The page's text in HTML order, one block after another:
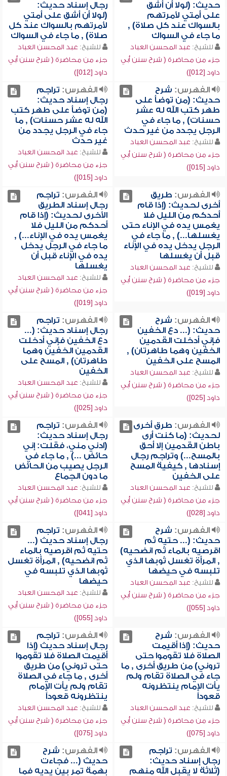
حديث: (لولا أن أشق
على أمتي لأمرتهم
بالسواك عند كل صلاة) ,
ما جاء في السواك
للشيخ: عبد المحسن العباد
جزء من محاضرة ( شرح سنن أبي
داود [012])
رجال إسناد حديث:
(لولا أن أشق على أمتي
لأمرتهم بالسواك عند كل
صلاة) , ما جاء في السواك
للشيخ: عبد المحسن العباد
جزء من محاضرة ( شرح سنن أبي
داود [012])
الفهرس: شرح
حديث: (من توضأ على
طهر كتب الله له عشر
حسنات) , ما جاء في
الرجل يجدد من غير حدث
للشيخ: عبد المحسن العباد
جزء من محاضرة ( شرح سنن أبي
داود [015])
الفهرس: تراجم
رجال إسناد حديث:
(من توضأ على طهر كتب
الله له عشر حسنات) , ما
جاء في الرجل يجدد من
غير حدث
للشيخ: عبد المحسن العباد
جزء من محاضرة ( شرح سنن أبي
داود [015])
الفهرس: طريق
أخرى لحديث: (إذا قام
أحدكم من الليل فلا
يغمس يده في الإناء حتى
يغسلها...) , ما جاء في
الرجل يدخل يده في الإناء
قبل أن يغسلها
للشيخ: عبد المحسن العباد
جزء من محاضرة ( شرح سنن أبي
داود [019])
الفهرس: تراجم
رجال إسناد الطريق
الأخرى لحديث: (إذا قام
أحدكم من الليل فلا
يغمس يده في الإناء...) ,
ما جاء في الرجل يدخل
يده في الإناء قبل أن
يغسلها
للشيخ: عبد المحسن العباد
جزء من محاضرة ( شرح سنن أبي
داود [019])
الفهرس: شرح
حديث: (... دع الخفين
فإني أدخلت القدمين
الخفين وهما طاهرتان) ,
المسح على الخفين
للشيخ: عبد المحسن العباد
جزء من محاضرة ( شرح سنن أبي
داود [025])
الفهرس: تراجم
رجال إسناد حديث: (...
دع الخفين فإني أدخلت
القدمين الخفين وهما
طاهرتان) , المسح على
الخفين
للشيخ: عبد المحسن العباد
جزء من محاضرة ( شرح سنن أبي
داود [025])
الفهرس: طرق أخرى
لحديث: (ما كنت أرى
باطن القدمين إلا أحق
بالمسح...) وتراجم رجال
إسنادها , كيفية المسح
على الخفين
للشيخ: عبد المحسن العباد
جزء من محاضرة ( شرح سنن أبي
داود [028])
الفهرس: تراجم
رجال إسناد حديث:
(ادني مني، فقلت: إني
حائض ...) , ما جاء في
الرجل يصيب من الحائض
ما دون الجماع
للشيخ: عبد المحسن العباد
جزء من محاضرة ( شرح سنن أبي
داود [041])
الفهرس: شرح
حديث: (... حتيه ثم
اقرصيه بالماء ثم انضحيه)
, المرأة تغسل ثوبها الذي
تلبسه في حيضها
للشيخ: عبد المحسن العباد
جزء من محاضرة ( شرح سنن أبي
داود [055])
الفهرس: تراجم
رجال إسناد حديث (...
حتيه ثم اقرصيه بالماء
ثم انضحيه) , المرأة تغسل
ثوبها الذي تلبسه في
حيضها
للشيخ: عبد المحسن العباد
جزء من محاضرة ( شرح سنن أبي
داود [055])
الفهرس: شرح
حديث: (إذا أقيمت
الصلاة فلا تقوموا حتى
تروني) من طريق أخرى , ما
جاء في الصلاة تقام ولم
يأت الإمام ينتظرونه
قعوداً
للشيخ: عبد المحسن العباد
جزء من محاضرة ( شرح سنن أبي
داود [075])
الفهرس: تراجم
رجال إسناد حديث (إذا
أقيمت الصلاة فلا تقوموا
حتى تروني) من طريق
أخرى , ما جاء في الصلاة
تقام ولم يأت الإمام
ينتظرونه قعوداً
للشيخ: عبد المحسن العباد
جزء من محاضرة ( شرح سنن أبي
داود [075])
الفهرس: تراجم
رجال إسناد حديث:
(ثلاثة لا يقبل الله منهم
الفهرس: شرح
حديث (... فجاءت
بهمة تمر بين يديه فما